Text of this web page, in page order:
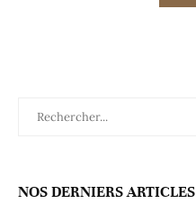
NOS DERNIERS ARTICLES